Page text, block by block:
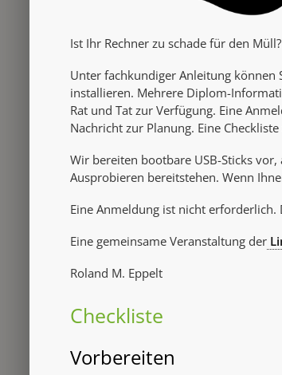
Ist Ihr Rechner zu schade für den
Unter fachkundiger Anleitung können
installieren. Mehrere Diplom-
Rat und Tat zur Verfügung. Eine
Nachricht zur Planung. Eine
Wir bereiten bootbare USB-Sticks
Ausprobieren bereitstehen. Wenn
Eine Anmeldung ist nicht
Eine gemeinsame Veranstaltung der
Roland M. Eppelt
Checkliste
Vorbereiten